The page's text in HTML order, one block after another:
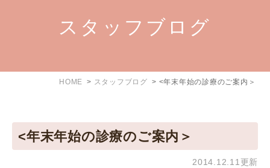
スタッフブログ
HOME スタッフブログ <年末年始の診療のご案内＞
<年末年始の診療のご案内＞
2014.12.11更新